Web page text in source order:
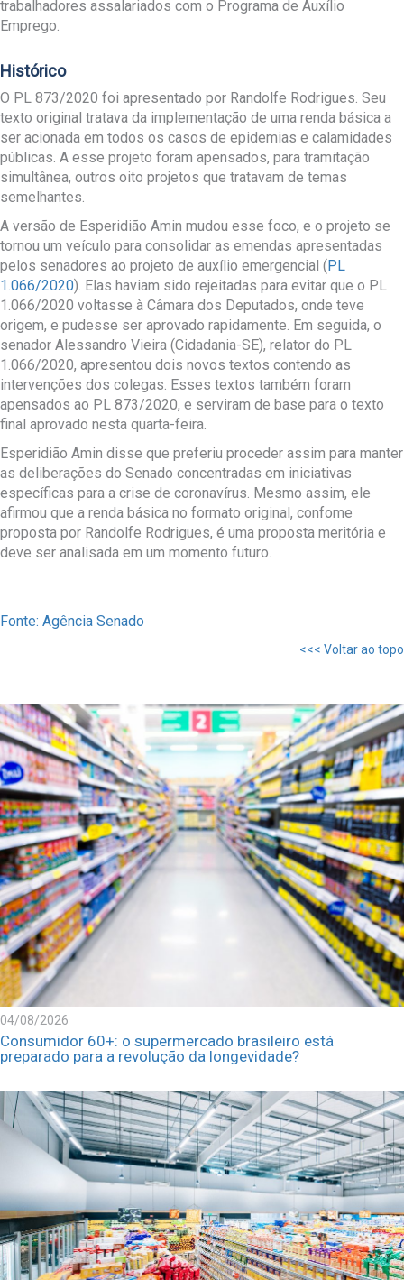
trabalhadores assalariados com o Programa de Auxílio
Emprego.
Histórico
O PL 873/2020 foi apresentado por Randolfe Rodrigues. Seu
texto original tratava da implementação de uma renda básica a
ser acionada em todos os casos de epidemias e calamidades
públicas. A esse projeto foram apensados, para tramitação
simultânea, outros oito projetos que tratavam de temas
semelhantes.
A versão de Esperidião Amin mudou esse foco, e o projeto se
tornou um veículo para consolidar as emendas apresentadas
pelos senadores ao projeto de auxílio emergencial ( PL
1.066/2020). Elas haviam sido rejeitadas para evitar que o PL
1.066/2020 voltasse à Câmara dos Deputados, onde teve
origem, e pudesse ser aprovado rapidamente. Em seguida, o
senador Alessandro Vieira (Cidadania-SE), relator do PL
1.066/2020, apresentou dois novos textos contendo as
intervenções dos colegas. Esses textos também foram
apensados ao PL 873/2020, e serviram de base para o texto
final aprovado nesta quarta-feira.
Esperidião Amin disse que preferiu proceder assim para manter
as deliberações do Senado concentradas em iniciativas
específicas para a crise de coronavírus. Mesmo assim, ele
afirmou que a renda básica no formato original, confome
proposta por Randolfe Rodrigues, é uma proposta meritória e
deve ser analisada em um momento futuro.
Fonte: Agência Senado
<<< Voltar ao topo
04/08/2026
Consumidor 60+: o supermercado brasileiro está
preparado para a revolução da longevidade?